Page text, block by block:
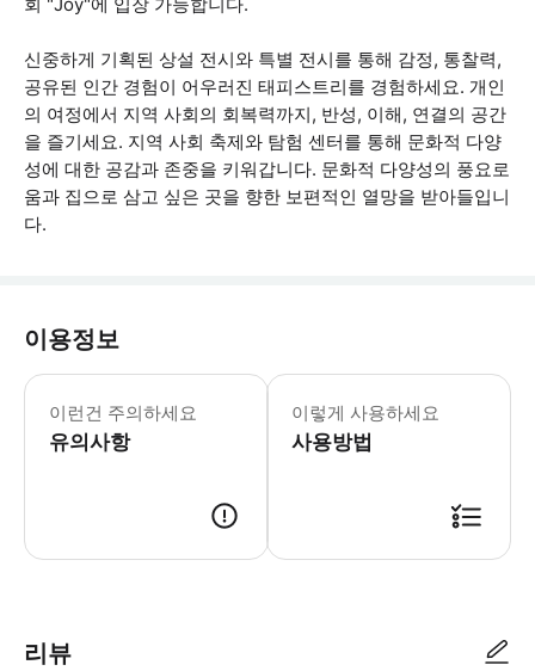
신중하게 기획된 상설 전시와 특별 전시를 통해 감정, 통찰력,
공유된 인간 경험이 어우러진 태피스트리를 경험하세요. 개인
의 여정에서 지역 사회의 회복력까지, 반성, 이해, 연결의 공간
을 즐기세요. 지역 사회 축제와 탐험 센터를 통해 문화적 다양
성에 대한 공감과 존중을 키워갑니다. 문화적 다양성의 풍요로
움과 집으로 삼고 싶은 곳을 향한 보편적인 열망을 받아들입니
다.
이용정보
이런건 주의하세요
유의사항
이렇게 사용하세요
사용방법
리뷰